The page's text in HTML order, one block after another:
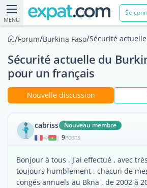
MENU
Se
/Forum/Burkina Faso/Sécurité
Sécurité actuelle du
pour un français
Nouvelle discussion
cabriss Nouveau membre
| 9POSTS
Bonjour à tous . J'ai effectué , avec
toujours humblement , chacun de
congés annuels au Bkna , de 2002 à